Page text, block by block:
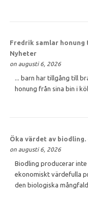
Fredrik samlar honung
Nyheter
on augusti 6, 2026
... barn har tillgång till
honung från sina bin i
Öka värdet av biodling.
on augusti 6, 2026
Biodling producerar
ekonomiskt värdefulla
den biologiska